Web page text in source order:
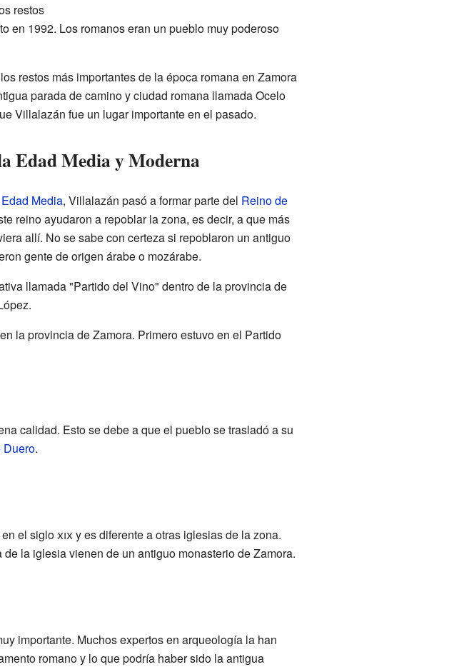
restos
en 1992. Los romanos eran un pueblo muy poderoso
restos más importantes de la época romana en Zamora
parada de camino y ciudad romana llamada Ocelo
Villalazán fue un lugar importante en el pasado.
Edad Media y Moderna
Edad Media, Villalazán pasó a formar parte del Reino de
reino ayudaron a repoblar la zona, es decir, a que más
allí. No se sabe con certeza si repoblaron un antiguo
gente de origen árabe o mozárabe.
llamada "Partido del Vino" dentro de la provincia de
la provincia de Zamora. Primero estuvo en el Partido
calidad. Esto se debe a que el pueblo se trasladó a su
Duero.
el sigloxixy es diferente a otras iglesias de la zona.
la iglesia vienen de un antiguo monasterio de Zamora.
importante. Muchos expertos en arqueología la han
romano y lo que podría haber sido la antigua